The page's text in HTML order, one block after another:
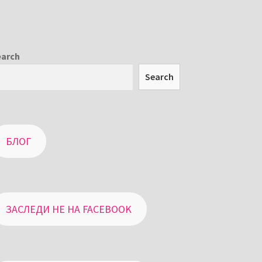
Search
БЛОГ
ЗАСЛЕДИ НЕ НА FACEBOOK